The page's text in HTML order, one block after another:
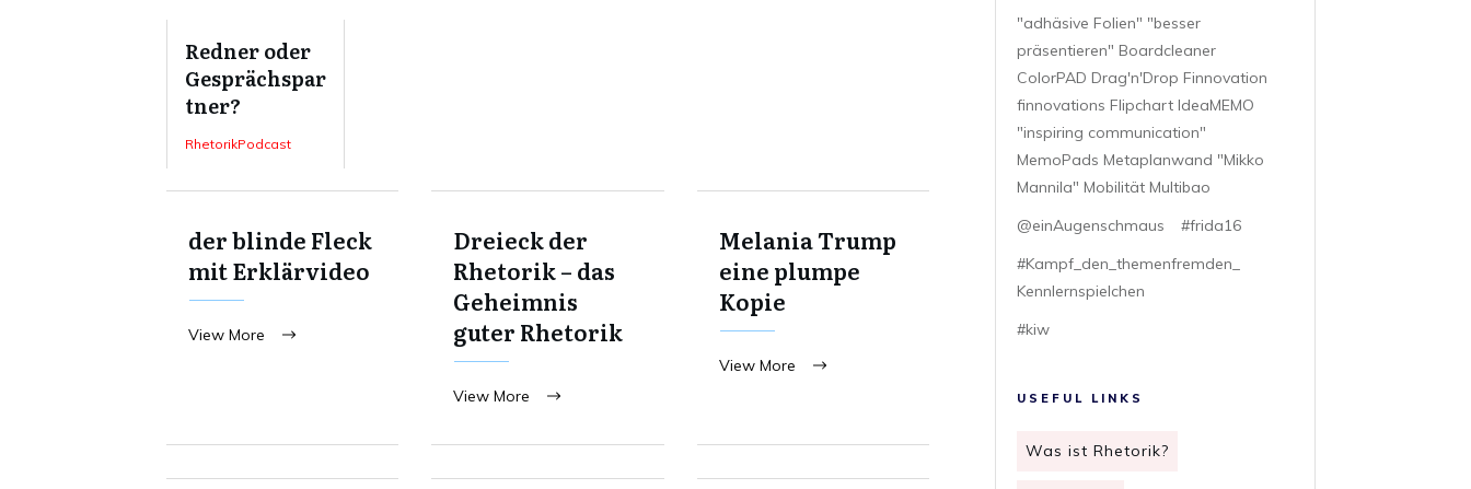
Redner oder
Gesprächspar
tner?
RhetorikPodcast
der blinde Fleck
mit Erklärvideo
View More
Dreieck der
Rhetorik – das
Geheimnis
guter Rhetorik
View More
Melania Trump
eine plumpe
Kopie
View More
"adhäsive Folien" "besser
präsentieren" Boardcleaner
ColorPAD Drag'n'Drop Finnovation
finnovations Flipchart IdeaMEMO
"inspiring communication"
MemoPads Metaplanwand "Mikko
Mannila" Mobilität Multibao
@einAugenschmaus
#frida16
#Kampf_den_themenfremden_
Kennlernspielchen
#kiw
USEFUL LINKS
Was ist Rhetorik?